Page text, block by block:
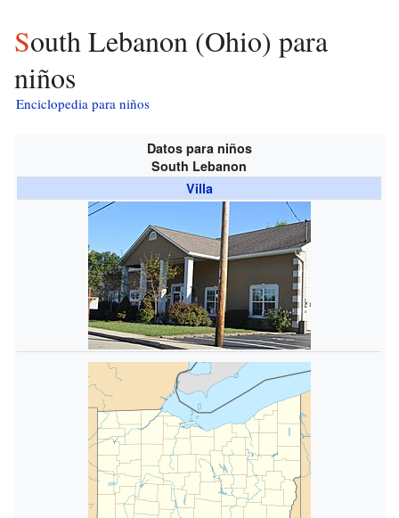
South Lebanon (Ohio) para
niños
Enciclopedia para niños
Datos para niños
South Lebanon
Villa